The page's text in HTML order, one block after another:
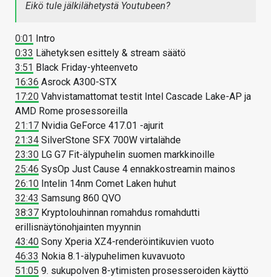
Eikö tule jälkilähetystä Youtubeen?
0:01 Intro
0:33 Lähetyksen esittely & stream säätö
3:51 Black Friday-yhteenveto
16:36 Asrock A300-STX
17:20 Vahvistamattomat testit Intel Cascade Lake-AP ja
AMD Rome prosessoreilla
21:17 Nvidia GeForce 417.01 -ajurit
21:34 SilverStone SFX 700W virtalähde
23:30 LG G7 Fit-älypuhelin suomen markkinoille
25:46 SysOp Just Cause 4 ennakkostreamin mainos
26:10 Intelin 14nm Comet Laken huhut
32:43 Samsung 860 QVO
38:37 Kryptolouhinnan romahdus romahdutti
erillisnäytönohjainten myynnin
43:40 Sony Xperia XZ4-renderöintikuvien vuoto
46:33 Nokia 8.1-älypuhelimen kuvavuoto
51:05 9. sukupolven 8-ytimisten prosesseroiden käyttö